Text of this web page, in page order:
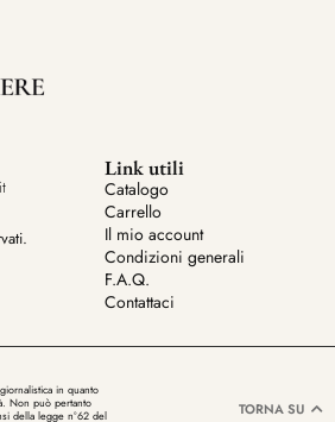
Link utili
Catalogo
Carrello
Il mio account
Condizioni generali
F.A.Q.
Contattaci
in quanto
Non può pertanto
della legge n°62 del
TORNA SU